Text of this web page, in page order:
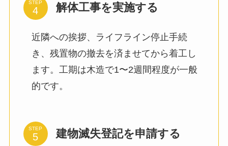
STEP 解体工事を実施する
近隣への挨拶、ライフライン停止手続
き、残置物の撤去を済ませてから着工し
ます。工期は木造で1〜2週間程度が一般
的です。
STEP 建物滅失登記を申請する